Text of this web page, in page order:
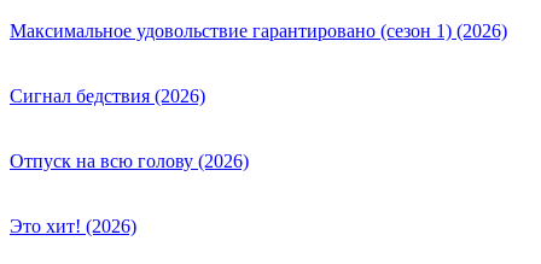
Максимальное удовольствие гарантировано (сезон 1) (2026)
Сигнал бедствия (2026)
Отпуск на всю голову (2026)
Это хит! (2026)